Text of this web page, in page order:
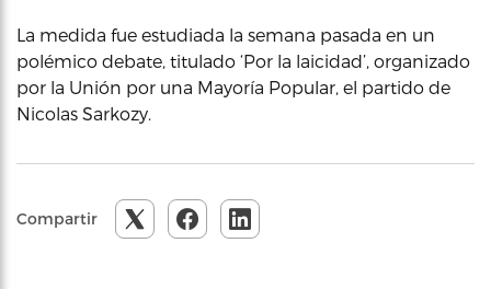
La medida fue estudiada la semana pasada en un
polémico debate, titulado ‘Por la laicidad’, organizado
por la Unión por una Mayoría Popular, el partido de
Nicolas Sarkozy.
Compartir